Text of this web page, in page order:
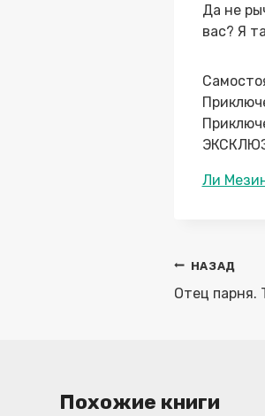
Да не
вас? Я
Метки
Ли
по
НАЗАД
Отец парня.
Похожие книги